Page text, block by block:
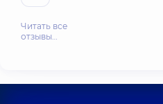
Читать все
отзывы…